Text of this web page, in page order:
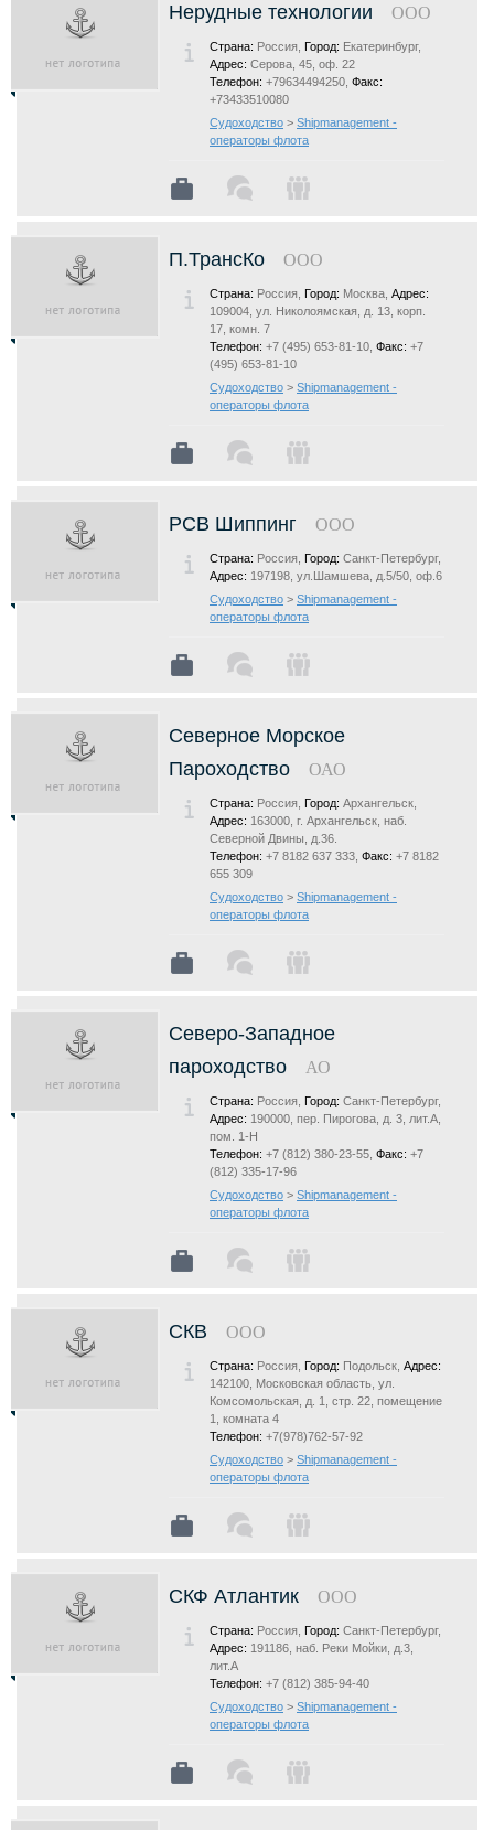
Нерудные технологии ООО
Страна: Россия, Город: Екатеринбург,
Адрес: Серова, 45, оф. 22
Телефон: +79634494250, Факс:
+73433510080
Судоходство > Shipmanagement -
операторы флота
П.ТрансКо ООО
Страна: Россия, Город: Москва, Адрес:
109004, ул. Николоямская, д. 13, корп.
17, комн. 7
Телефон: +7 (495) 653-81-10, Факс: +7
(495) 653-81-10
Судоходство > Shipmanagement -
операторы флота
РСВ Шиппинг ООО
Страна: Россия, Город: Санкт-Петербург,
Адрес: 197198, ул.Шамшева, д.5/50, оф.6
Судоходство > Shipmanagement -
операторы флота
Северное Морское
Пароходство
ОАО
Страна: Россия, Город: Архангельск,
Адрес: 163000, г. Архангельск, наб.
Северной Двины, д.36.
Телефон: +7 8182 637 333, Факс: +7 8182
655 309
Судоходство > Shipmanagement -
операторы флота
Северо-Западное
пароходство
АО
Страна: Россия, Город: Санкт-Петербург,
Адрес: 190000, пер. Пирогова, д. 3, лит.А,
пом. 1-Н
Телефон: +7 (812) 380-23-55, Факс: +7
(812) 335-17-96
Судоходство > Shipmanagement -
операторы флота
СКВ ООО
Страна: Россия, Город: Подольск, Адрес:
142100, Московская область, ул.
Комсомольская, д. 1, стр. 22, помещение
1, комната 4
Телефон: +7(978)762-57-92
Судоходство > Shipmanagement -
операторы флота
СКФ Атлантик ООО
Страна: Россия, Город: Санкт-Петербург,
Адрес: 191186, наб. Реки Мойки, д.3,
лит.А
Телефон: +7 (812) 385-94-40
Судоходство > Shipmanagement -
операторы флота